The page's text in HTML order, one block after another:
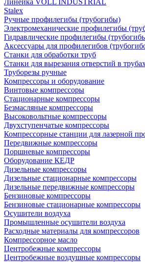
Линейка VOLL INDUSTRIAL
Stalex
Ручные профилегибы (трубогибы)
Электромеханические профилегибы
Гидравлические профилегибы
Аксессуары для профилегибов
Станки для обработки труб
Станки для вырезания отверстий в
Труборезы ручные
Компрессоры и оборудование
Винтовые компрессоры
Стационарные компрессоры
Безмасляные компрессоры
Высоковольтные компрессоры
Двухступенчатые компрессоры
Компрессорные станции для лазерной
Передвижные компрессоры
Поршневые компрессоры
Оборудование КЕДР
Дизельные компрессоры
Дизельные стационарные компрессоры
Дизельные передвижные компрессоры
Бензиновые компрессоры
Бензиновые стационарные компрессоры
Осушители воздуха
Промышленные осушители воздуха
Расходные материалы для компрессоров
Компрессорное масло
Центробежные компрессоры
Центробежные воздушные компрессоры